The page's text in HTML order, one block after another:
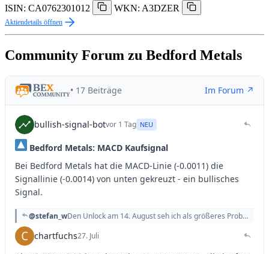
ISIN: CA0762301012
WKN: A3DZER
Aktiendetails öffnen
Community Forum zu Bedford Metals